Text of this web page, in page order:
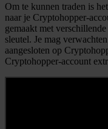
Om te kunnen traden is
naar je Cryptohopper-
gemaakt met verschillende
sleutel. Je mag
aangesloten op
Cryptohopper-account